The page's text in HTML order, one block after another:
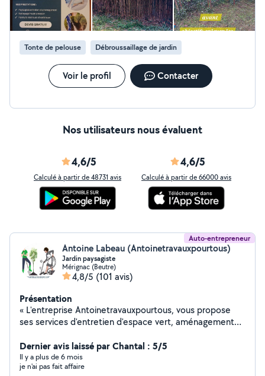
Tonte de pelouse Débroussaillage de jardin
Voir le profil Contacter
Nos utilisateurs nous évaluent
4,6/5
Calculé à partir de 48731 avis
4,6/5
Calculé à partir de 66000 avis
Auto-entrepreneur
Antoine Labeau (Antoinetravauxpourtous)
Jardin paysagiste
Mérignac (Beutre)
4,8/5 (101 avis)
Présentation
« L'entreprise Antoinetravauxpourtous, vous propose
ses services d'entretien d'espace vert, aménagement
sérieuse et dynamique pour toujours, vous satisfaire, car
la qualité de nos services est notre priorité ! Pour toute
demande de renseignement et de rendez-vous de
Dernier avis laissé par Chantal : 5/5
Il y a plus de 6 mois
je n'ai pas fait affaire